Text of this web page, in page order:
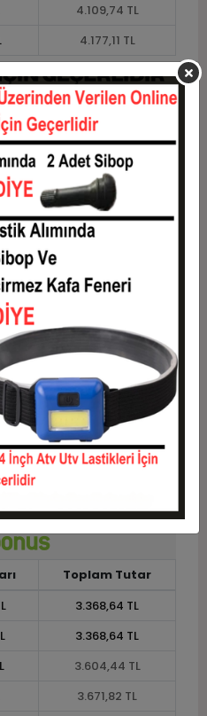
4.109,74 TL
4.177,11 TL
Toplam Tutar
3.368,64 TL
3.368,64 TL
3.604,44 TL
3.739,19 TL
3.873,94 TL
3.941,31 TL
4.008,68 TL
4.076,05 TL
4.109,74 TL
Toplam Tutar
3.368,64 TL
3.368,64 TL
3.604,44 TL
3.671,82 TL